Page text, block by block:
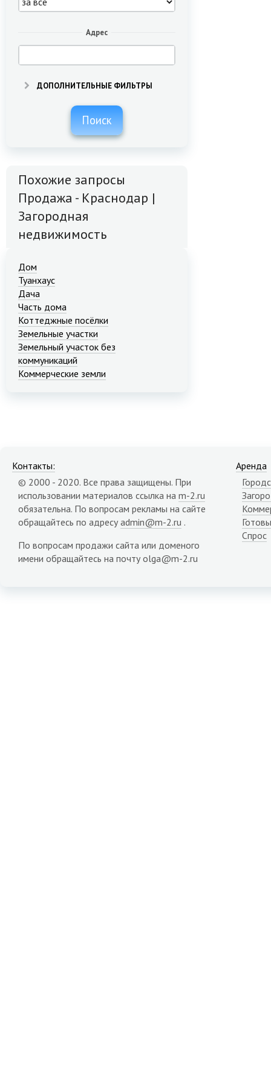
Адрес
ДОПОЛНИТЕЛЬНЫЕ ФИЛЬТРЫ
Поиск
Похожие запросы
Продажа - Краснодар |
Загородная
недвижимость
Дом
Туанхаус
Дача
Часть дома
Коттеджные посёлки
Земельные участки
Земельный участок без
коммуникаций
Коммерческие земли
Контакты:
© 2000 - 2020. Все права защищены. При
использовании материалов ссылка на m-2.ru
обязательна. По вопросам рекламы на сайте
обращайтесь по адресу admin@m-2.ru .
По вопросам продажи сайта или доменого
имени обращайтесь на почту olga@m-2.ru
Аренда
Спрос